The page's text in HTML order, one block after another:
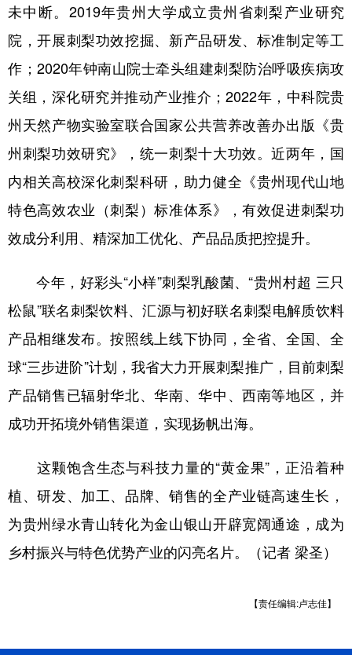
未中断。2019年贵州大学成立贵州省刺梨产业研究
院，开展刺梨功效挖掘、新产品研发、标准制定等工
作；2020年钟南山院士牵头组建刺梨防治呼吸疾病攻
关组，深化研究并推动产业推介；2022年，中科院贵
州天然产物实验室联合国家公共营养改善办出版《贵
州刺梨功效研究》，统一刺梨十大功效。近两年，国
内相关高校深化刺梨科研，助力健全《贵州现代山地
特色高效农业（刺梨）标准体系》，有效促进刺梨功
效成分利用、精深加工优化、产品品质把控提升。
今年，好彩头“小样”刺梨乳酸菌、“贵州村超 三只
松鼠”联名刺梨饮料、汇源与初好联名刺梨电解质饮料
产品相继发布。按照线上线下协同，全省、全国、全
球“三步进阶”计划，我省大力开展刺梨推广，目前刺梨
产品销售已辐射华北、华南、华中、西南等地区，并
成功开拓境外销售渠道，实现扬帆出海。
这颗饱含生态与科技力量的“黄金果”，正沿着种
植、研发、加工、品牌、销售的全产业链高速生长，
为贵州绿水青山转化为金山银山开辟宽阔通途，成为
乡村振兴与特色优势产业的闪亮名片。（记者 梁圣）
【责任编辑:卢志佳】